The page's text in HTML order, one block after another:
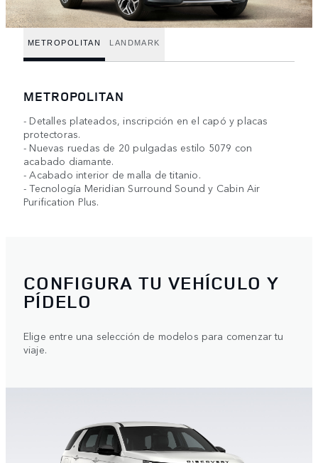
METROPOLITAN LANDMARK
METROPOLITAN
- Detalles plateados, inscripción en el capó y placas
protectoras.
- Nuevas ruedas de 20 pulgadas estilo 5079 con
acabado diamante.
- Acabado interior de malla de titanio.
- Tecnología Meridian Surround Sound y Cabin Air
Purification Plus.
CONFIGURA TU VEHÍCULO Y
PÍDELO
Elige entre una selección de modelos para comenzar tu
viaje.